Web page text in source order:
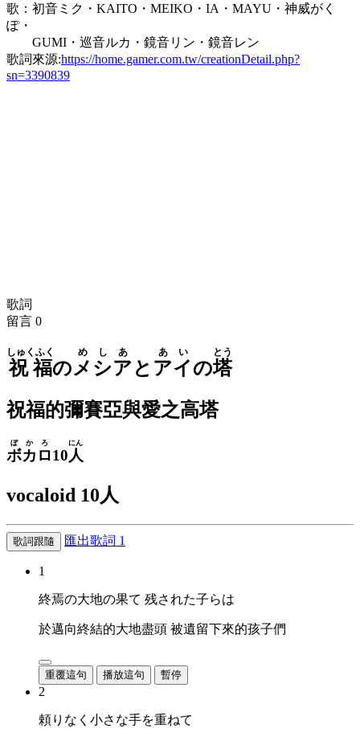
歌：初音ミク・KAITO・MEIKO・IA・MAYU・神威がく
ぽ・
GUMI・巡音ルカ・鏡音リン・鏡音レン
歌詞來源:https://home.gamer.com.tw/creationDetail.php?
sn=3390839
歌詞
留言 0
祝福
しゅくふく
のメシア
めしあ
と アイ
あい
の塔
とう
祝福的彌賽亞與愛之高塔
ボカロ
ぼかろ
10人
にん
vocaloid 10人
歌詞跟隨 匯出歌詞 1
1
終焉の大地の果て 残された子らは
於邁向終結的大地盡頭 被遺留下來的孩子們
重覆這句 播放這句 暫停
2
頼りなく小さな手を重ねて